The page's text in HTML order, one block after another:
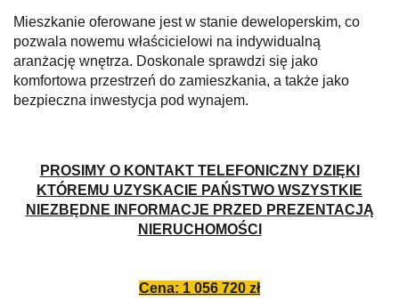
Mieszkanie oferowane jest w stanie deweloperskim, co
pozwala nowemu właścicielowi na indywidualną
aranżację wnętrza. Doskonale sprawdzi się jako
komfortowa przestrzeń do zamieszkania, a także jako
bezpieczna inwestycja pod wynajem.
PROSIMY O KONTAKT TELEFONICZNY DZIĘKI
KTÓREMU UZYSKACIE PAŃSTWO WSZYSTKIE
NIEZBĘDNE INFORMACJE PRZED PREZENTACJĄ
NIERUCHOMOŚCI
Cena: 1 056 720 zł